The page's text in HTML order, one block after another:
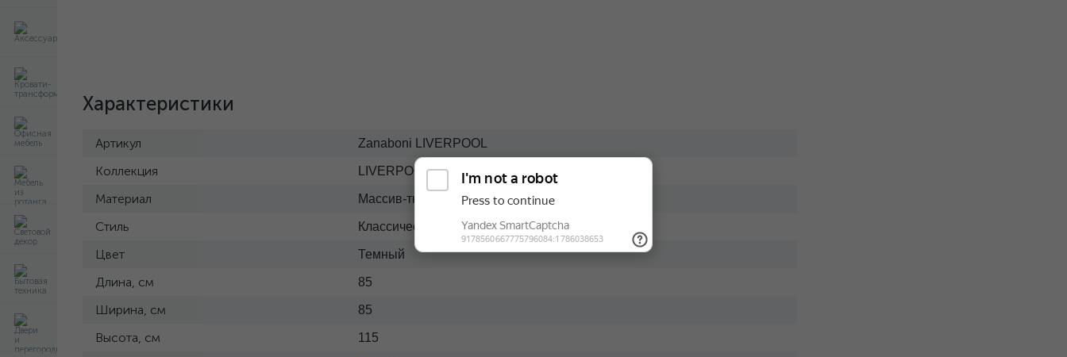
Характеристики
Артикул Zanaboni LIVERPOOL
Коллекция LIVERPOOL
Материал Массив-ткань
Стиль Классический
Цвет Темный
Длина, см 85
Ширина, см 85
Высота, см 115